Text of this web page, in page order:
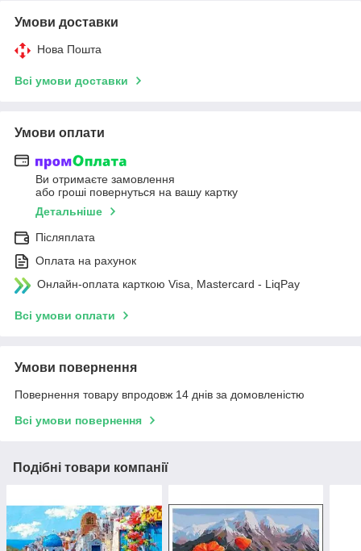
Умови доставки
Нова Пошта
Всі умови доставки
Умови оплати
Ви отримаєте замовлення
або гроші повернуться на вашу картку
Детальніше
Післяплата
Оплата на рахунок
Онлайн-оплата карткою Visa, Mastercard - LiqPay
Всі умови оплати
Умови повернення
Повернення товару впродовж 14 днів за домовленістю
Всі умови повернення
Подібні товари компанії